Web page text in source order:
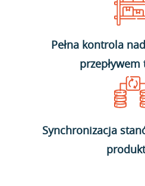
Pełna kontrola
Synchronizacja